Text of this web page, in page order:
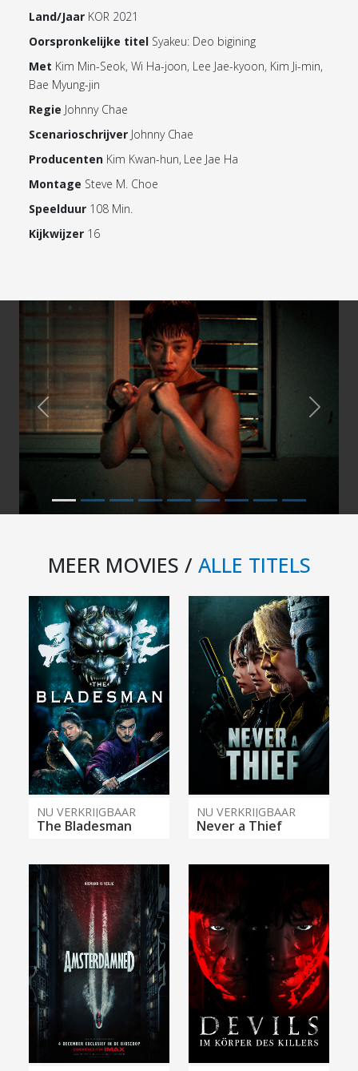
Land/Jaar KOR 2021
Oorspronkelijke titel Syakeu: Deo bigining
Met Kim Min-Seok, Wi Ha-joon, Lee Jae-kyoon, Kim Ji-min,
Bae Myung-jin
Regie Johnny Chae
Scenarioschrijver Johnny Chae
Producenten Kim Kwan-hun, Lee Jae Ha
Montage Steve M. Choe
Speelduur 108 Min.
Kijkwijzer 16
Previous Next
MEER MOVIES / ALLE TITELS
NU VERKRIJGBAAR
The Bladesman
NU VERKRIJGBAAR
Never a Thief